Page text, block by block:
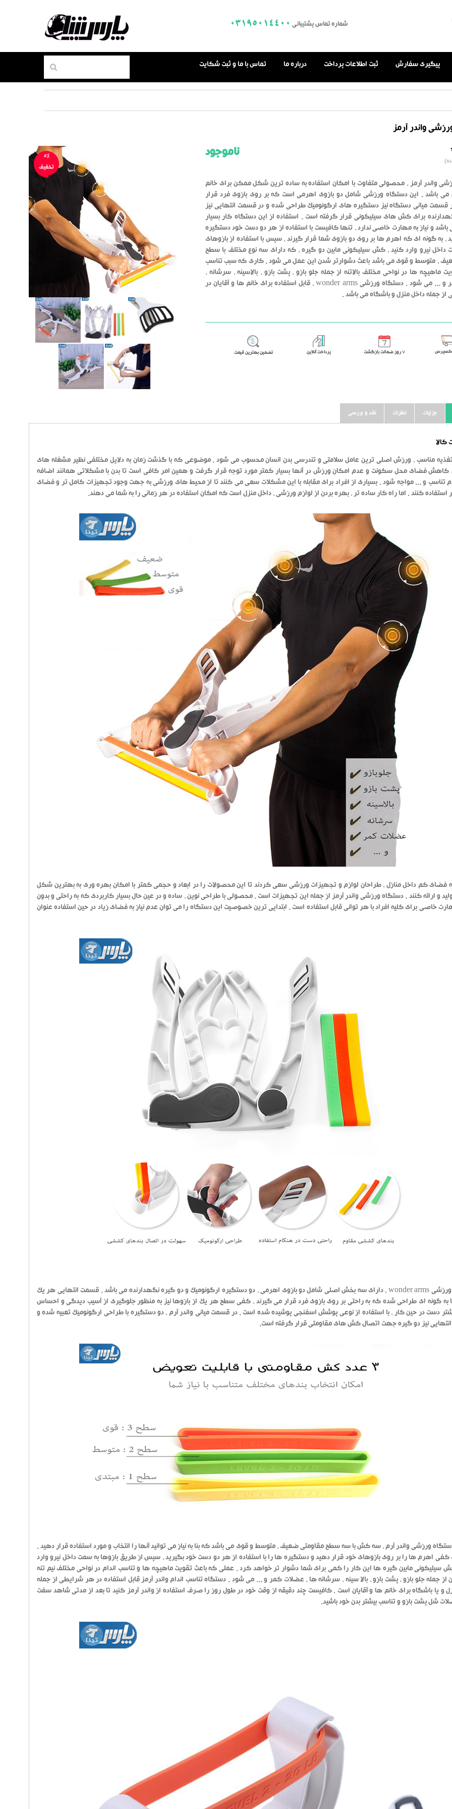
03195014400 شماره تماس پشتیبانی
پیگیری سفارش ثبت اطلاعات پرداخت درباره ما تماس با ما و ثبت شکایت
واندر آرمز
5%
تخفیف
از
رای
دهنده
ناموجود
واندر آرمز ، محصولی متفاوت با امکان استفاده به ساده ترین شکل ممکن برای خانم
می باشد . این دستگاه ورزشی شامل دو بازوی اهرمی است که بر روی بازوی فرد قرار
قسمت میانی دستگاه نیز دستگیره های ارگونومیک طراحی شده و در قسمت انتهایی نیز
برای کش های سیلیکونی قرار گرفته است . استفاده از این دستگاه کار بسیار
و نیاز به مهارت خاصی ندارد ، تنها کافیست با استفاده از هر دو دست خود دستگیره
، به گونه ای که اهرم ها بر روی دو بازوی شما قرار گیرند ، سپس با استفاده از بازوهای
داخل نیرو وارد کنید ، کش سیلیکونی مابین دو گیره ، که دارای سه نوع مختلف با سطح
، متوسط و قوی می باشد باعث دشوارتر شدن این عمل می شود . کاری که سبب تناسب
ماهیچه ها در نواحی مختلف بالاتنه از جمله جلو بازو ، پشت بازو ، بالاسینه ، سرشانه ،
عضلات کمر و ... می شود . دستگاه ورزشی wonder arms ، قابل استفاده برای خانم ها و آقایان در
جمله داخل منزل و باشگاه می باشد .
اکسپرس ٧ روز ضمانت بازگشت پرداخت آنلاین تضمین بهترین قیمت
جزئیات نظرات نقد و بررسی
کالا
تغذیه مناسب ، ورزش اصلی ترین عامل سلامتی و تندرسی بدن انسان محسوب می شود . موضوعی که با گذشت زمان به دلایل مختلفی نظیر مشغله های
کاهش فضای محل سکونت و عدم امکان ورزش در آنها بسیار کمتر مورد توجه قرار گرفت و همین امر کافی است تا بدن با مشکلاتی همانند اضافه
تناسب و ... مواجه شود . بسیاری از افراد برای مقابله با این مشکلات سعی می کنند تا از محیط های ورزشی به جهت وجود تجهیزات کامل تر و فضای
استفاده کنند . اما راه کار ساده تر ، بهره بردن از لوازم ورزشی ، داخل منزل است که امکان استفاده در هر زمانی را به شما می دهند.
فضای کم داخل منازل ، طراحان لوازم و تجهیزات ورزشی سعی کردند تا این محصولات را در ابعاد و حجمی کمتر با امکان بهره وری به بهترین شکل
و ارائه کنند . دستگاه ورزشی واندر آرمز از جمله این تجهیزات است . محصولی با طراحی نوین ، ساده و در عین حال بسیار کاربردی که به راحتی و بدون
خاصی برای کلیه افراد با هر توانی قابل استفاده است . ابتدایی ترین خصوصیت این دستگاه را می توان عدم نیاز به فضای زیاد در حین استفاده عنوان
دستگاه ورزشی wonder arms ، دارای سه بخش اصلی شامل دو بازوی اهرمی ، دو دستگیره ارگونومیک و دو گیره نگهدارنده می باشد . قسمت انتهایی هر یک
به گونه ای طراحی شده که به راحتی بر روی بازوی فرد قرار می گیرند ، کفی سطح هر یک از بازوها نیز به منظور جلوگیری از آسیب دیدگی و احساس
دست در حین کار ، با استفاده از نوعی پوشش اسفنجی پوشیده شده است . در قسمت میانی واندر آرم ، دو دستگیره با طراحی ارگونومیک تعبیه شده و
نیز دو گیره جهت اتصال کش های مقاومتی قرار گرفته است.
ورزشی واندر آرم ، سه کش با سه سطح مقاومتی ضعیف ، متوسط و قوی می باشد که بنا به نیاز می توانید آنها را انتخاب و مورد استفاده قرار دهید .
اهرم ها را بر روی بازوهای خود قرار دهید و دستگیره ها را با استفاده از هر دو دست خود بگیرید ، سپس از طریق بازوها به سمت داخل نیرو وارد
سیلیکونی مابین گیره ها این کار را کمی برای شما دشوار تر خواهد کرد . عملی که باعث تقویت ماهیچه ها و تناسب اندام در نواحی مختلف نیم تنه
از جمله جلو بازو ، پشت بازو ، بالا سینه ، سرشانه ها ، عضلات کمر و ... می شود . دستگاه تناسب اندام واندر آرمز قابل استفاده در هر شرایطی از جمله
و یا باشگاه برای خانم ها و آقایان است . کافیست چند دقیقه از وقت خود در طول روز را صرف استفاده از واندر آرمز کنید تا بعد از مدتی شاهد سفت
شل پشت بازو و تناسب بیشتر بدن خود باشید.